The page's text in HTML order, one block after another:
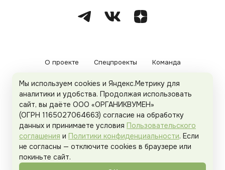
О проекте Спецпроекты Команда
Рекламодателям Политика конфиденциальности
Пользовательское соглашение
Organicwoman.ru . Все права защищены.
Мы используем cookies и Яндекс.Метрику для
аналитики и удобства. Продолжая использовать
сайт, вы даёте ООО «ОРГАНИКВУМЕН»
(ОГРН 1165027064663) согласие на обработку
данных и принимаете условия Пользовательского
соглашения и Политики конфиденциальности. Если
не согласны — отключите cookies в браузере или
покиньте сайт.